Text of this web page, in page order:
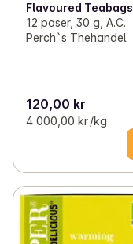
Flavoured Teabags
12 poser, 30 g, A.C.
Perch`s Thehandel
120,00 kr
4 000,00 kr /kg